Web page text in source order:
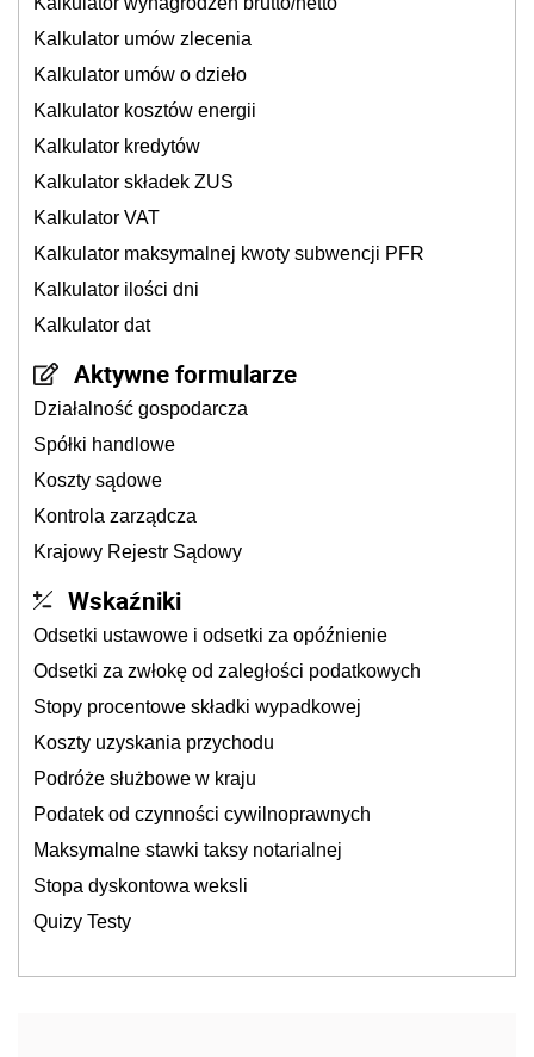
Kalkulator umów zlecenia
Kalkulator umów o dzieło
Kalkulator kosztów energii
Kalkulator kredytów
Kalkulator składek ZUS
Kalkulator VAT
Kalkulator maksymalnej kwoty subwencji PFR
Kalkulator ilości dni
Kalkulator dat
Aktywne formularze
Działalność gospodarcza
Spółki handlowe
Koszty sądowe
Kontrola zarządcza
Krajowy Rejestr Sądowy
Wskaźniki
Odsetki ustawowe i odsetki za opóźnienie
Odsetki za zwłokę od zaległości podatkowych
Stopy procentowe składki wypadkowej
Koszty uzyskania przychodu
Podróże służbowe w kraju
Podatek od czynności cywilnoprawnych
Maksymalne stawki taksy notarialnej
Stopa dyskontowa weksli
Quizy Testy